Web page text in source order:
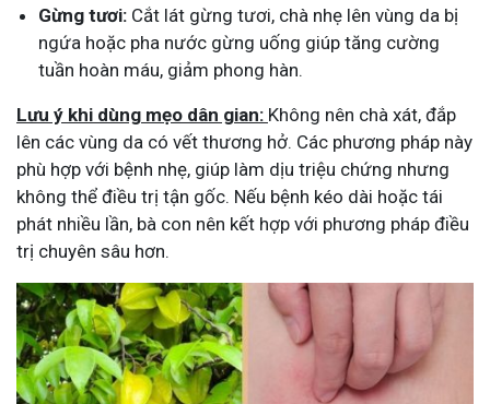
Gừng tươi: Cắt lát gừng tươi, chà nhẹ lên vùng da bị
ngứa hoặc pha nước gừng uống giúp tăng cường
tuần hoàn máu, giảm phong hàn.
Lưu ý khi dùng mẹo dân gian: Không nên chà xát, đắp
lên các vùng da có vết thương hở. Các phương pháp này
phù hợp với bệnh nhẹ, giúp làm dịu triệu chứng nhưng
không thể điều trị tận gốc. Nếu bệnh kéo dài hoặc tái
phát nhiều lần, bà con nên kết hợp với phương pháp điều
trị chuyên sâu hơn​.